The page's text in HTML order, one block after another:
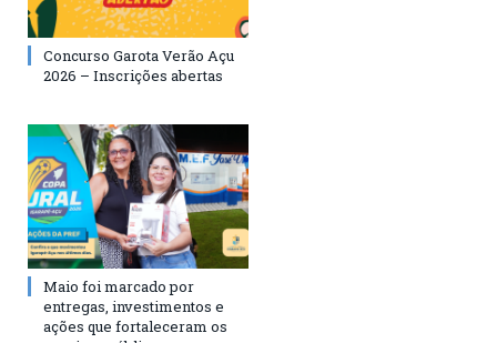
Concurso Garota Verão Açu
2026 – Inscrições abertas
Maio foi marcado por
entregas, investimentos e
ações que fortaleceram os